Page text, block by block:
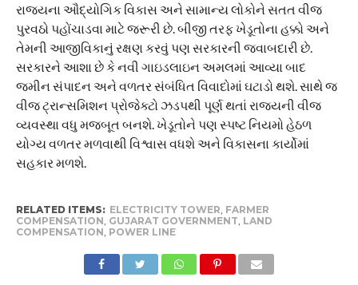
રાજ્યના ઔદ્યોગિક વિકાસ અને સામાન્ય લોકોને સતત વીજ
પુરવઠો પહોંચાડવા માટે જરૂરી છે. બીજી તરફ ખેડૂતોના હક્કો અને
તેમની આજીવિકાનું રક્ષણ કરવું પણ સરકારની જવાબદારી છે.
સરકારને આશા છે કે નવી ગાઇડલાઇન અમલમાં આવ્યા બાદ
જમીન સંપાદન અને વળતર સંબંધિત વિવાદોમાં ઘટાડો થશે. સાથે જ
વીજ ટ્રાન્સમિશન પ્રોજેક્ટો ઝડપથી પૂર્ણ થતાં રાજ્યની વીજ
વ્યવસ્થા વધુ મજબૂત બનશે. ખેડૂતોને પણ સ્પષ્ટ નિયમો હેઠળ
યોગ્ય વળતર મળવાથી વિશ્વાસ વધશે અને વિકાસના કાર્યોમાં
સહકાર મળશે.
RELATED ITEMS: ELECTRICITY TOWER FARMER
COMPENSATION GUJARAT GOVERNMENT LAND
COMPENSATION POWER LINE